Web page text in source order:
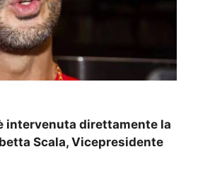
intervenuta direttamente la
Scala, Vicepresidente